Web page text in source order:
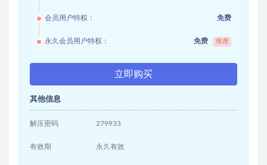
会员用户特权： 免费
永久会员用户特权： 免费 推荐
立即购买
其他信息
解压密码 279933
有效期 永久有效